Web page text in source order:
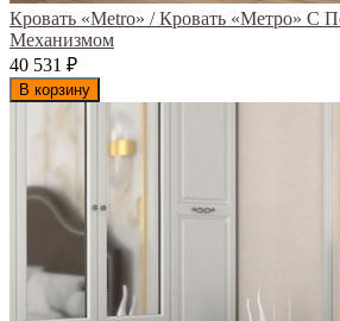
Кровать «Metro» / Кровать «Метро» С
Механизмом
40 531
₽
В корзину